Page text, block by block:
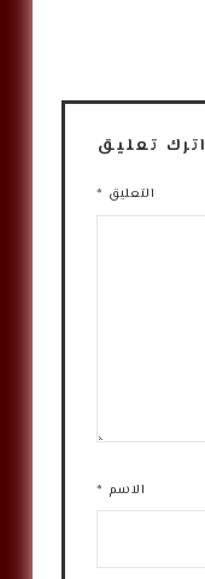
اترك تعليق
التعليق *
الاسم *